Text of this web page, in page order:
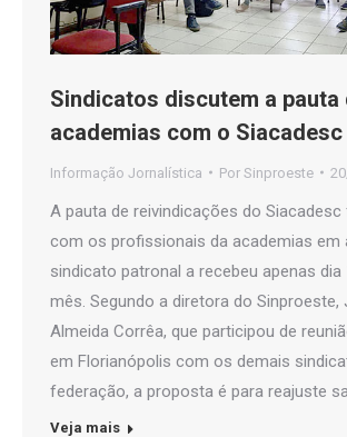
Sindicatos discutem a pauta
academias com o Siacadesc
Informação Jornalística Por Sinproeste
A pauta de reivindicações do
com os profissionais da academias em
sindicato patronal a recebeu apenas dia
mês. Segundo a diretora do Sinproeste,
Almeida Corrêa, que participou de
em Florianópolis com os demais
federação, a proposta é para reajuste
Veja mais